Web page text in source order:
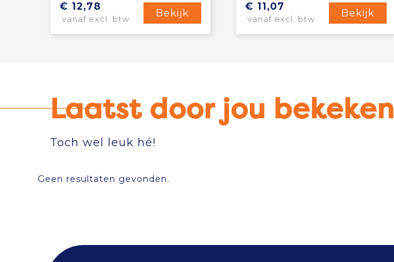
€ 12,78
vanaf excl. btw
Bekijk
€ 11,07
vanaf excl. btw
Bekijk
Laatst door jou bekeken
Toch wel leuk hé!
Geen resultaten gevonden.